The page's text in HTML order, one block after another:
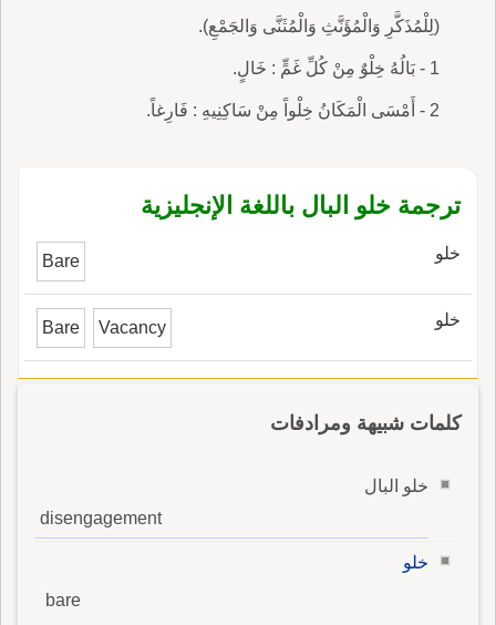
(لِلْمُذَكَّرِ وَالْمُؤَنَّثِ وَالْمُثَنَّى وَالجَمْعِ).
1 - بَالُهُ خِلْوٌ مِنْ كُلِّ غَمٍّ : خَالٍ.
2 - أَمْسَى الْمَكَانُ خِلْواً مِنْ سَاكِنِيهِ : فَارِغاً.
ترجمة خلو البال باللغة الإنجليزية
خلو Bare
خلو Bare Vacancy
كلمات شبيهة ومرادفات
خلو البال
disengagement
خلو
bare